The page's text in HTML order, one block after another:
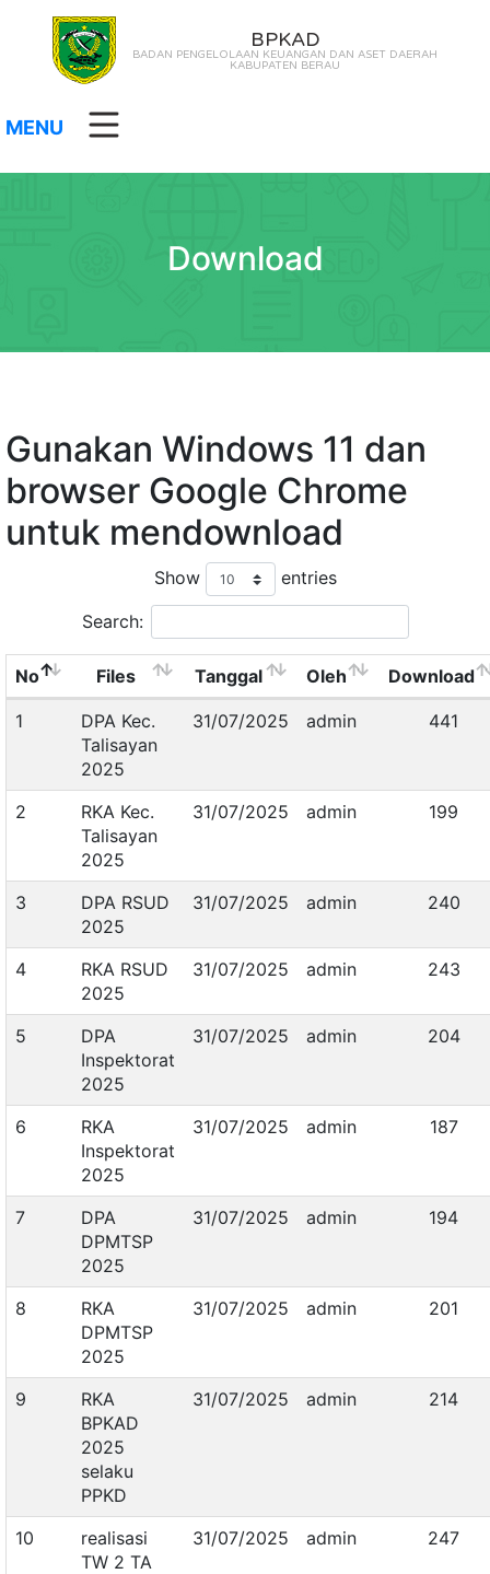
BPKAD
BADAN PENGELOLAAN KEUANGAN DAN ASET DAERAH
KABUPATEN BERAU
MENU
Download
Gunakan Windows 11 dan
browser Google Chrome
untuk mendownload
Show entries
Search:
No Files Tanggal Oleh Download
1
DPA Kec.
Talisayan
2025
31/07/2025 admin 441
2
RKA Kec.
Talisayan
2025
31/07/2025 admin 199
3
DPA RSUD
2025
31/07/2025 admin 240
4
RKA RSUD
2025
31/07/2025 admin 243
5
DPA
Inspektorat
2025
31/07/2025 admin 204
6
RKA
Inspektorat
2025
31/07/2025 admin 187
7
DPA
DPMTSP
2025
31/07/2025 admin 194
8
RKA
DPMTSP
2025
31/07/2025 admin 201
9
RKA
BPKAD
2025
selaku
PPKD
31/07/2025 admin 214
10
realisasi
TW 2 TA
31/07/2025 admin 247